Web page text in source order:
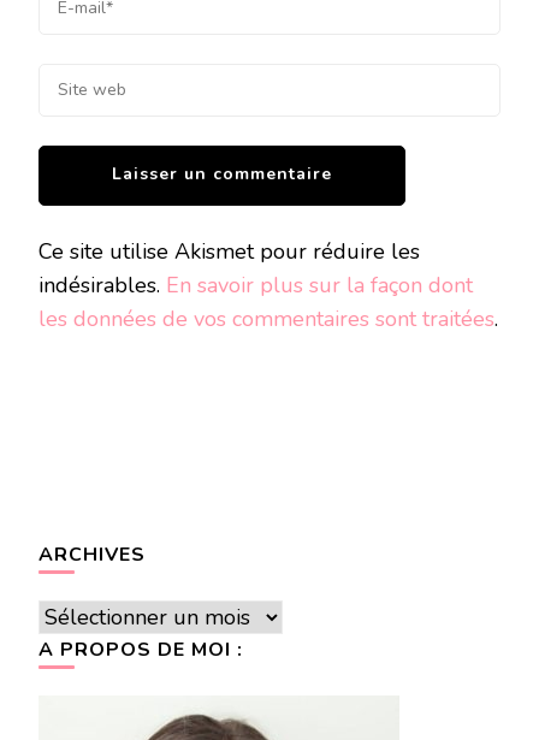
Ce site utilise Akismet pour réduire les
indésirables. En savoir plus sur la façon dont
les données de vos commentaires sont traitées.
ARCHIVES
Archives
A PROPOS DE MOI :